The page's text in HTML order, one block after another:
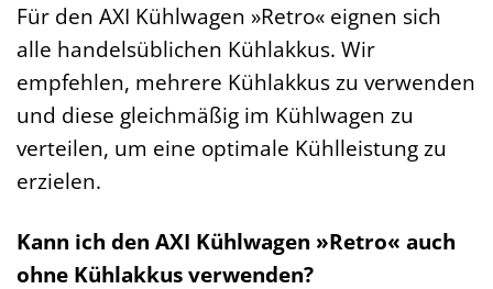
Für den AXI Kühlwagen »Retro« eignen sich
alle handelsüblichen Kühlakkus. Wir
empfehlen, mehrere Kühlakkus zu verwenden
und diese gleichmäßig im Kühlwagen zu
verteilen, um eine optimale Kühlleistung zu
erzielen.
Kann ich den AXI Kühlwagen »Retro« auch
ohne Kühlakkus verwenden?